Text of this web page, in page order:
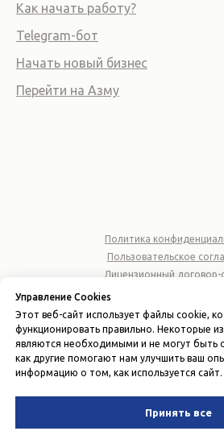
Как начать работу?
Telegram-бот
Начать новый бизнес
Перейти на Азму
Политика
Пользовательское
Лицензионный договор-
ИНН 310677164
Вернуться наверх
Управление Cookies
Этот веб-сайт использует файлы cookie,
функционировать правильно. Некоторые
являются необходимыми и не могут быть
как другие помогают нам улучшить ваш
информацию о том, как используется сайт.
Принять все